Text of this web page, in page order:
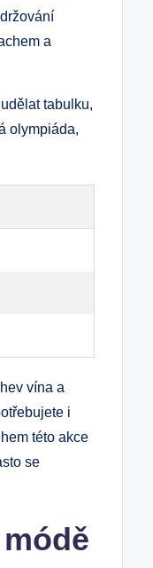
a
tabulku,
olympiáda,
vína a
i
této akce
se